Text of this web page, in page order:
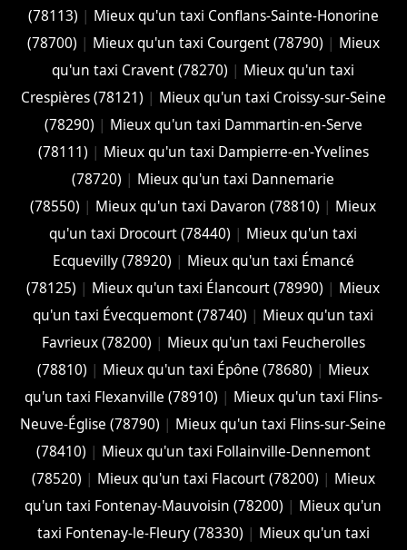
(78113) | Mieux qu'un taxi Conflans-Sainte-Honorine
(78700) | Mieux qu'un taxi Courgent (78790) | Mieux
qu'un taxi Cravent (78270) | Mieux qu'un taxi
Crespières (78121) | Mieux qu'un taxi Croissy-sur-Seine
(78290) | Mieux qu'un taxi Dammartin-en-Serve
(78111) | Mieux qu'un taxi Dampierre-en-Yvelines
(78720) | Mieux qu'un taxi Dannemarie
(78550) | Mieux qu'un taxi Davaron (78810) | Mieux
qu'un taxi Drocourt (78440) | Mieux qu'un taxi
Ecquevilly (78920) | Mieux qu'un taxi Émancé
(78125) | Mieux qu'un taxi Élancourt (78990) | Mieux
qu'un taxi Évecquemont (78740) | Mieux qu'un taxi
Favrieux (78200) | Mieux qu'un taxi Feucherolles
(78810) | Mieux qu'un taxi Épône (78680) | Mieux
qu'un taxi Flexanville (78910) | Mieux qu'un taxi Flins-
Neuve-Église (78790) | Mieux qu'un taxi Flins-sur-Seine
(78410) | Mieux qu'un taxi Follainville-Dennemont
(78520) | Mieux qu'un taxi Flacourt (78200) | Mieux
qu'un taxi Fontenay-Mauvoisin (78200) | Mieux qu'un
taxi Fontenay-le-Fleury (78330) | Mieux qu'un taxi